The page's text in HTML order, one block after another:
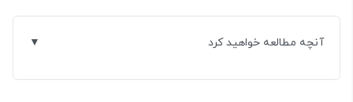
آنچه مطالعه خواهید کرد